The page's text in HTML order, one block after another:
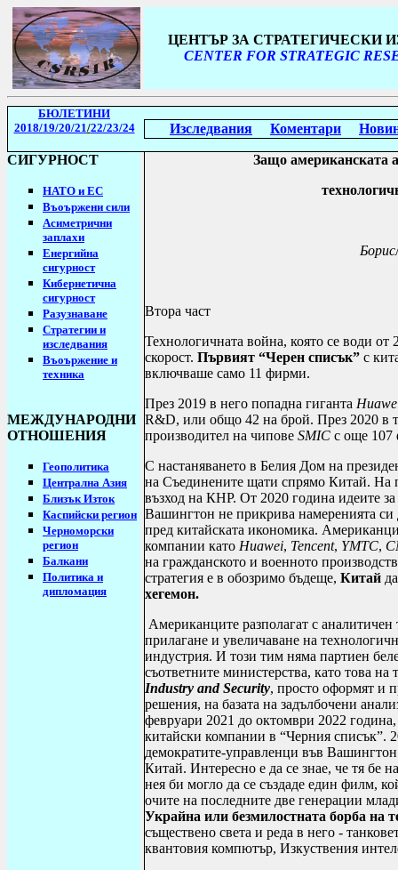
ЦЕНТЪР ЗА СТРАТЕГИЧЕСКИ
CENTER FOR STRATEGIC
БЮЛЕТИНИ
2018/19/20/21/22/23/24 Изследвания Коментари
СИГУРНОСТ
НАТО и ЕС
Въоържени сили
Асиметрични
заплахи
Енергийна
сигурност
Кибернетична
сигурност
Разузнаване
Стратегии и
изследвания
Въоържение и
техника
МЕЖДУНАРОДНИ
ОТНОШЕНИЯ
Геополитика
Централна Азия
Близък Изток
Каспийски регион
Черноморски
регион
Балкани
Политика и
дипломация
Защо американската
Втора част
Технологичната война, която се води
скорост. Първият “Черен списък” с
включваше само 11 фирми.
През 2019 в него попадна гиганта
R&D, или общо 42 на брой. През 2020 в
производител на чипове SMIC с още
С настаняването в Белия Дом на
на Съединените щати спрямо Китай. На
възход на КНР. От 2020 година идеите
Вашингтон не прикрива намеренията си
пред китайската икономика.
компании като Huawei, Tencent, YMTC,
на гражданското и военното
стратегия е в обозримо бъдеще, Китай
хегемон.
Американците разполагат с
прилагане и увеличаване на
индустрия. И този тим няма партиен
съответните министерства, като това
Industry and Security, просто оформят и
решения, на базата на задълбочени
февруари 2021 до октомври 2022
китайски компании в “Черния списък”.
демократите-управленци във
Китай. Интересно е да се знае, че тя бе
нея би могло да се създаде един филм,
очите на последните две генерации
Украйна или безмилостната борба на
съществено света и реда в него -
квантовия компютър, Изкуствения